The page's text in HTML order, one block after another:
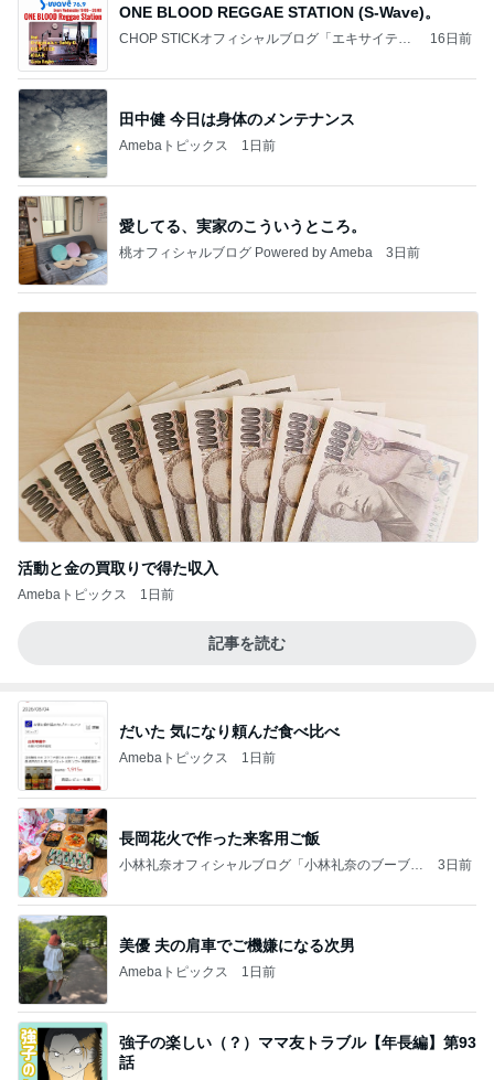
ONE BLOOD REGGAE STATION (S-Wave)。
CHOP STICKオフィシャルブログ「エキサイティ
16日前
田中健 今日は身体のメンテナンス
Amebaトピックス 1日前
愛してる、実家のこういうところ。
桃オフィシャルブログ Powered by Ameba 3日前
活動と金の買取りで得た収入
Amebaトピックス 1日前
記事を読む
だいた 気になり頼んだ食べ比べ
Amebaトピックス 1日前
長岡花火で作った来客用ご飯
小林礼奈オフィシャルブログ「小林礼奈のブーブー
3日前
美優 夫の肩車でご機嫌になる次男
Amebaトピックス 1日前
強子の楽しい（？）ママ友トラブル【年長編】第93
話